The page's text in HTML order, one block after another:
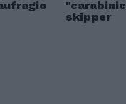
skipper